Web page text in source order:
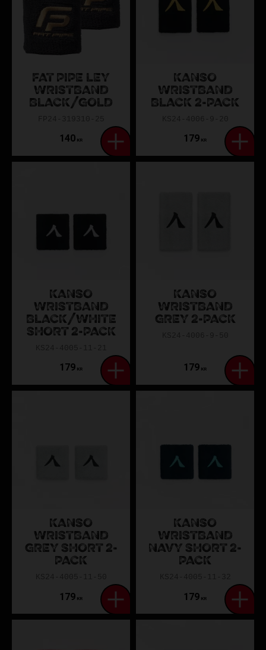
FAT PIPE LEY
WRISTBAND
BLACK/GOLD
140 KR
KANSO
WRISTBAND
BLACK 2-PACK
179 KR
KANSO
WRISTBAND
BLACK/WHITE
SHORT 2-PACK
179 KR
KANSO
WRISTBAND
GREY 2-PACK
179 KR
KANSO
WRISTBAND
GREY SHORT 2-
PACK
179 KR
KANSO
WRISTBAND
NAVY SHORT 2-
PACK
179 KR